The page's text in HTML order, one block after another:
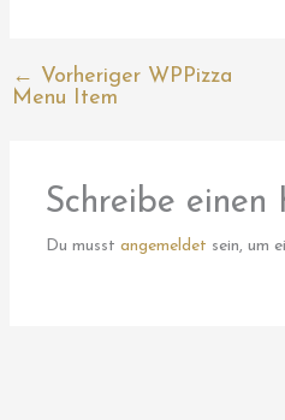
← Vorheriger WPPizza
Menu Item
Schreibe einen
Du musst angemeldet sein, um